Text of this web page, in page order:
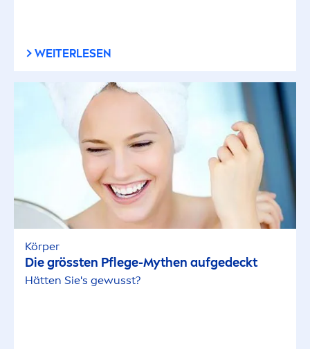
WEITERLESEN
Körper
Die grössten Pflege-Mythen aufgedeckt
Hätten Sie's gewusst?